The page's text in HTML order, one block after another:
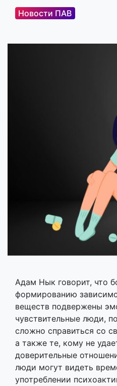
Новости ПАВ
Адам Нык говорит, что
формированию
веществ подвержены
чувствительные люди,
сложно справиться со
а также те, кому не
доверительные
люди могут видеть
употреблении